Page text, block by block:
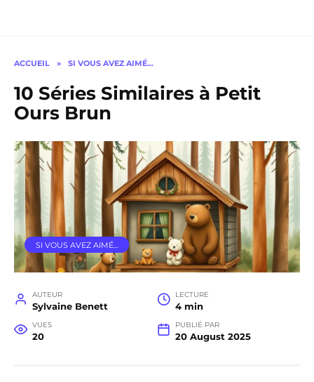
ACCUEIL » SI VOUS AVEZ AIMÉ…
10 Séries Similaires à Petit
Ours Brun
SI VOUS AVEZ AIMÉ…
AUTEUR
Sylvaine Benett
LECTURE
4 min
VUES
20
PUBLIÉ PAR
20 August 2025